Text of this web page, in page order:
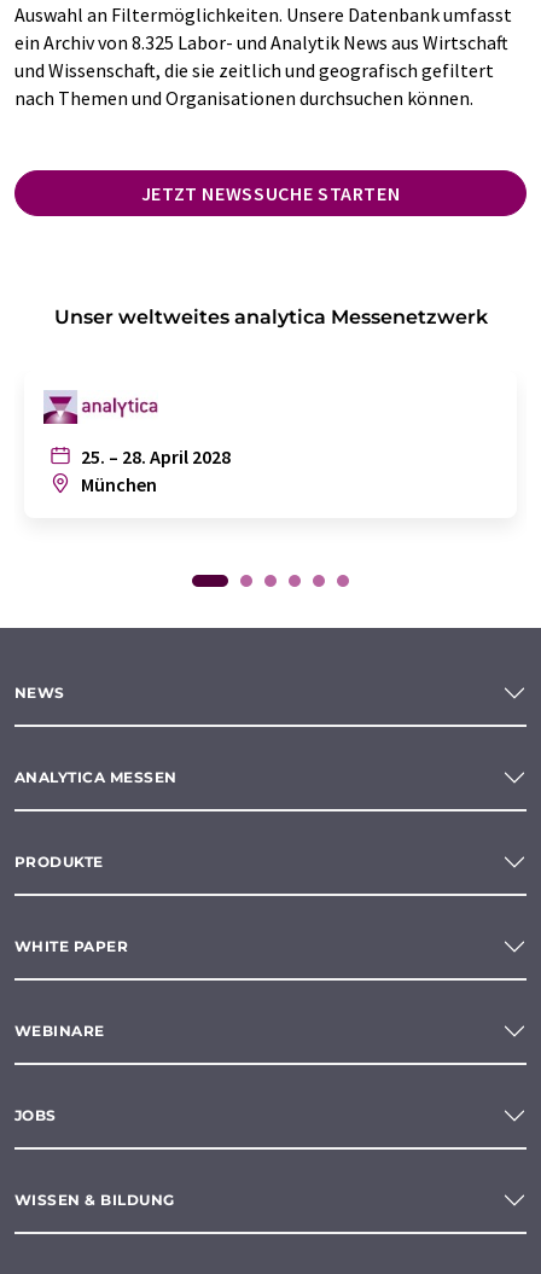
Auswahl an Filtermöglichkeiten. Unsere Datenbank umfasst
ein Archiv von 8.325 Labor- und Analytik News aus Wirtschaft
und Wissenschaft, die sie zeitlich und geografisch gefiltert
nach Themen und Organisationen durchsuchen können.
JETZT NEWSSUCHE STARTEN
Unser weltweites analytica Messenetzwerk
25. – 28. April 2028
München
NEWS
ANALYTICA MESSEN
PRODUKTE
WHITE PAPER
WEBINARE
JOBS
WISSEN & BILDUNG